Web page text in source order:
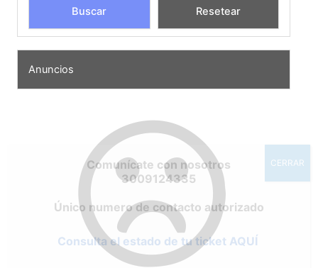
Anuncios
Comunícate con nosotros
3009124335
Único numero de contacto autorizado
Consulta el estado de tu ticket AQUÍ
CERRAR